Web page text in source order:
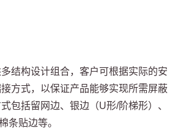
结构设计组合，客户可根据实际的安
方式，以保证产品能够实现所需屏蔽
包括留网边、银边（U形/阶梯形）、
条贴边等。